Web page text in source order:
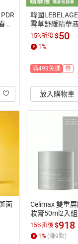
醫
韓國
雪草舒緩精華
15%折後$50
1%
滿499免運 券
放入購物車
面
Celimax 雙重
妝膏50ml2入組
15%折後$918
1% (賺9點)